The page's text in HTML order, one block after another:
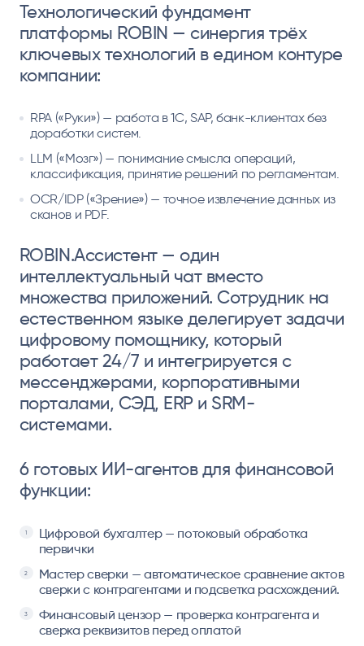
Технологический фундамент
платформы ROBIN — синергия трёх
ключевых технологий в едином контуре
компании:
RPA («Руки») — работа в 1С, SAP, банк-клиентах без
доработки систем.
LLM («Мозг») — понимание смысла операций,
классификация, принятие решений по регламентам.
OCR/IDP («Зрение») — точное извлечение данных из
сканов и PDF.
ROBIN.Ассистент — один
интеллектуальный чат вместо
множества приложений. Сотрудник на
естественном языке делегирует задачи
цифровому помощнику, который
работает 24/7 и интегрируется с
мессенджерами, корпоративными
порталами, СЭД, ERP и SRM-
системами.
6 готовых ИИ-агентов для финансовой
функции:
Цифровой бухгалтер — потоковый обработка
первички
Мастер сверки — автоматическое сравнение актов
сверки с контрагентами и подсветка расхождений.
Финансовый цензор — проверка контрагента и
сверка реквизитов перед оплатой